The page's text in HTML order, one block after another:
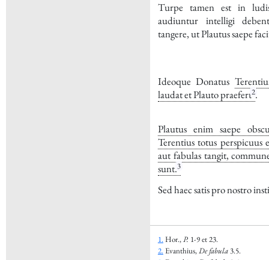
Turpe tamen est in
audiuntur intelligi
tangere, utPlautussaepe
IdeoqueDonatus
laudat etPlautopraefert2.
Plautusenim saepe
Terentiustotus perspicuus
aut fabulas tangit,
sunt.3
Sed haec satis pro nostro
1.Hor.,P. 1-9 et 23.
2.Evanthius,De fabula3.5.